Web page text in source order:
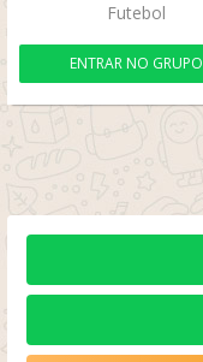
Futebol
ENTRAR NO GRUPO